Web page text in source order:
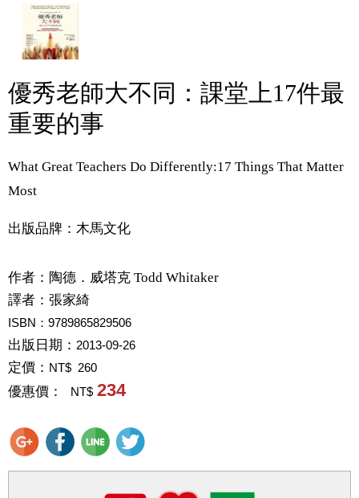
優秀老師大不同：課堂上17件最
重要的事
What Great Teachers Do Differently:17 Things That Matter
Most
出版品牌：木馬文化
作者： 陶德．威塔克 Todd Whitaker
譯者： 張家綺
ISBN：9789865829506
出版日期： 2013-09-26
定價： NT$ 260
優惠價： NT$ 234